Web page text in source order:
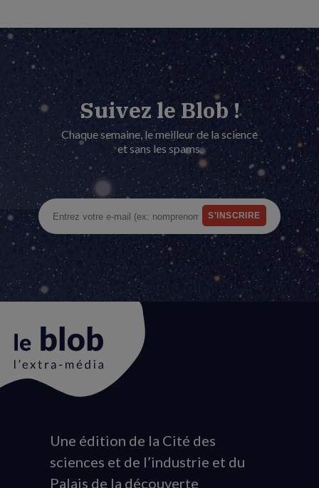
Suivez le Blob !
Chaque semaine, le meilleur de la science
et sans les spams.
Animation
du
logo
Une édition de la Cité des
sciences et de l’industrie et du
Palais de la découverte